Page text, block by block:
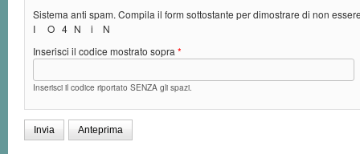
Sistema anti spam. Compila il form sottostante per dimostrare di non
i
N
4
O N
I
Inserisci il codice mostrato sopra *
Inserisci il codice riportato SENZA gli spazi.